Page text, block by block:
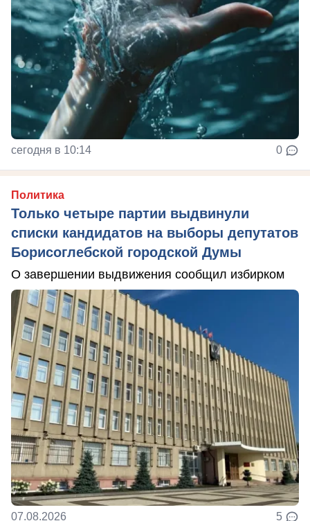
сегодня в 10:14 0
Политика
Только четыре партии выдвинули
списки кандидатов на выборы депутатов
Борисоглебской городской Думы
О завершении выдвижения сообщил избирком
07.08.2026 5